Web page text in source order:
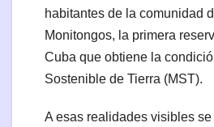
habitantes de la comunidad
Monitongos, la primera
Cuba que obtiene la
Sostenible de Tierra (MST).
A esas realidades visibles